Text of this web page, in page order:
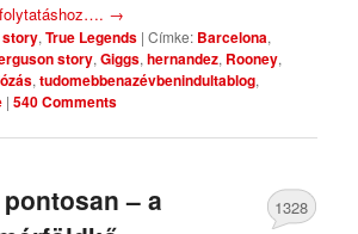
→
story,True Legends |Címke: Barcelona,
story,Giggs,hernandez, Rooney,
,tudomebbenazévbenindultablog,
|540 Comments
– a
1328